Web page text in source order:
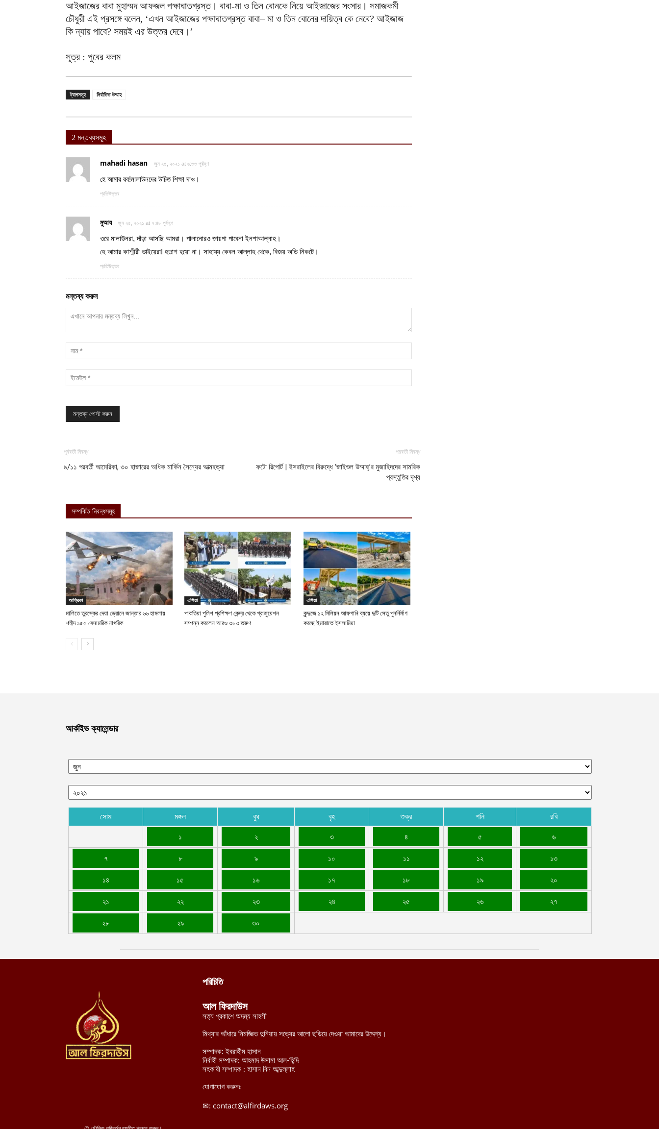
আইজাজের বাবা মুহাম্মদ আফজল পক্ষাঘাতগ্রস্ত। বাবা-মা ও তিন বোনকে নিয়ে আইজাজের সংসার। সমাজকর্মী
চৌধুরী এই প্রসঙ্গে বলেন, ‘এখন আইজাজের পক্ষাঘাতগ্রস্ত বাবা– মা ও তিন বোনের দায়িত্ব কে নেবে? আইজাজ
কি ন্যায় পাবে? সময়ই এর উত্তর দেবে।’
সূত্র : পুবের কলম
ট্যাগসমূহ নির্যাতিত উম্মাহ
2 মন্তব্যসমূহ
mahadi hasan জুন ২৫, ২০২১ at ৬:৩৩ পূর্বাহ্ণ
হে আমার রব!মালাউনদের উচিত শিক্ষা দাও।
প্রতিউত্তর
মুআয জুন ২৫, ২০২১ at ৭:৪৮ পূর্বাহ্ণ
ওরে মালাউনরা, দাঁড়া আসছি আমরা। পালানোরও জায়গা পাবেনা ইনশাআল্লাহ।
হে আমার কাশ্মীরী ভাইয়েরা! হতাশ হয়ো না। সাহায্য কেবল আল্লাহ থেকে, বিজয় অতি নিকটে।
প্রতিউত্তর
মন্তব্য করুন
পূর্ববর্তী নিবন্ধ
৯/১১ পরবর্তী আমেরিকা, ৩০ হাজারের অধিক মার্কিন সৈন্যের আত্মহত্যা
পরবর্তী নিবন্ধ
ফটো রিপোর্ট | ইসরাইলের বিরুদ্ধে ‘জাইশুল উম্মাহ্’র মুজাহিদদের সামরিক
প্রস্তুতির দৃশ্য
সম্পর্কিত নিবন্ধসমূহ
আফ্রিকা
মালিতে তুরস্কের দেয়া ড্রোনে জান্তার ৬৬ হামলায়
শহীদ ১৫৫ বেসামরিক নাগরিক
এশিয়া
পাকতিয়া পুলিশ প্রশিক্ষণ কেন্দ্র থেকে গ্রাজুয়েশন
সম্পন্ন করলেন আরও ৩৮৩ তরুণ
এশিয়া
কুন্দুজে ১২ মিলিয়ন আফগানি ব্যয়ে দুটি সেতু পুনর্নির্মাণ
করছে ইমারাতে ইসলামিয়া
আর্কাইভ ক্যালেন্ডার
সোম মঙ্গল বুধ বৃহ শুক্র শনি রবি
১ ২ ৩ ৪ ৫ ৬
৭ ৮ ৯ ১০ ১১ ১২ ১৩
১৪ ১৫ ১৬ ১৭ ১৮ ১৯ ২০
২১ ২২ ২৩ ২৪ ২৫ ২৬ ২৭
২৮ ২৯ ৩০
পরিচিতি
আল ফিরদাউস
সত্য প্রকাশে অদম্য সাহসী
মিথ্যার আঁধারে নিমজ্জিত দুনিয়ায় সত্যের আলো ছড়িয়ে দেওয়া আমাদের উদ্দেশ্য।
সম্পাদক: ইবরাহীম হাসান
নির্বাহী সম্পাদক: আহমাদ উসামা আল-হিন্দি
সহকারী সম্পাদক : হাসান বিন আব্দুল্লাহ
যোগাযোগ করুনঃ
✉: contact@alfirdaws.org